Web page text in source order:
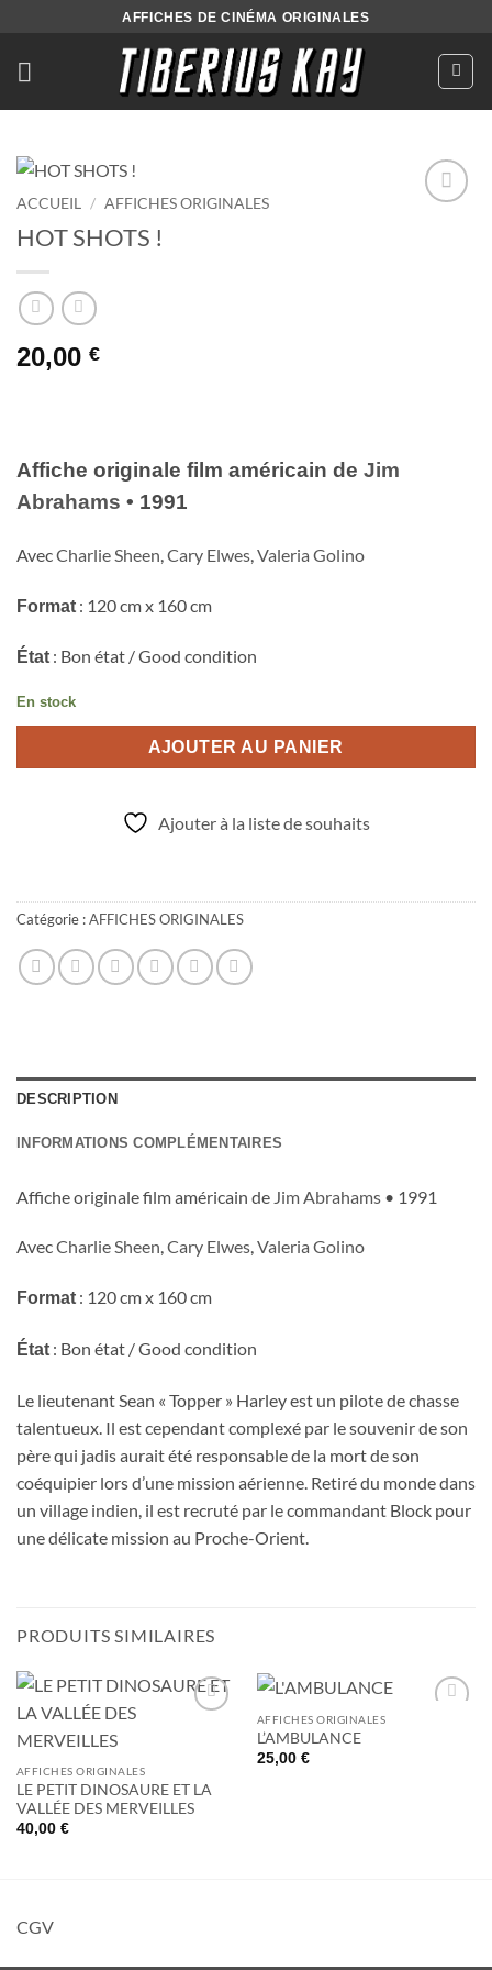
contenu
AFFICHES DE CINÉMA ORIGINALES
ACCUEIL / AFFICHES ORIGINALES
HOT SHOTS !
20,00 €
Affiche originale film américain de Jim
Abrahams • 1991
AvecCharlie Sheen Cary Elwes Valeria Golino
Format : 120 cm x 160 cm
État : Bon état / Good condition
En stock
AJOUTER AU PANIER
Ajouter à la liste de souhaits
Catégorie :AFFICHES ORIGINALES
DESCRIPTION
INFORMATIONS COMPLÉMENTAIRES
Affiche originale film américain de Jim Abrahams • 1991
AvecCharlie Sheen,Cary Elwes,Valeria Golino
Format : 120 cm x 160 cm
État : Bon état / Good condition
Le lieutenant Sean « Topper » Harley est un pilote de chasse
talentueux. Il est cependant complexé par le souvenir de son
père qui jadis aurait été responsable de la mort de son
coéquipier lors d’une mission aérienne. Retiré du monde dans
un village indien, il est recruté par le commandant Block pour
une délicate mission au Proche-Orient.
PRODUITS SIMILAIRES
AFFICHES ORIGINALES
LE PETIT DINOSAURE ET LA
VALLÉE DES MERVEILLES
40,00 €
AFFICHES ORIGINALES
L’AMBULANCE
25,00 €
CGV